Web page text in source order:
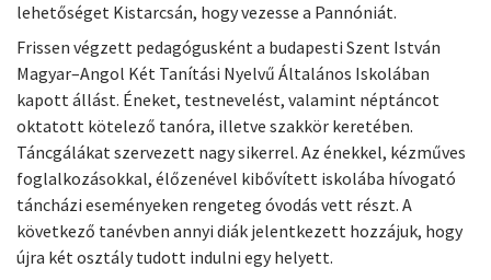
lehetőséget Kistarcsán, hogy vezesse a Pannóniát.
Frissen végzett pedagógusként a budapesti Szent István
Magyar–Angol Két Tanítási Nyelvű Általános Iskolában
kapott állást. Éneket, testnevelést, valamint néptáncot
oktatott kötelező tanóra, illetve szakkör keretében.
Táncgálákat szervezett nagy sikerrel. Az énekkel, kézműves
foglalkozásokkal, élőzenével kibővített iskolába hívogató
táncházi eseményeken rengeteg óvodás vett részt. A
következő tanévben annyi diák jelentkezett hozzájuk, hogy
újra két osztály tudott indulni egy helyett.